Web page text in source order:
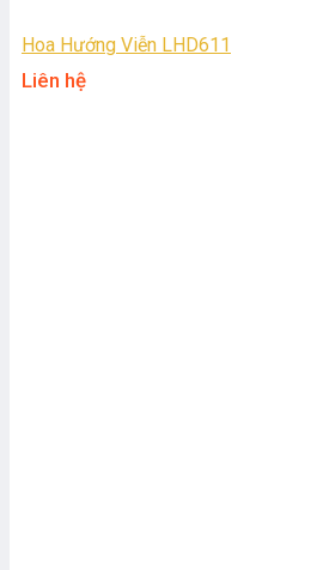
Hoa Hướng Viễn LHD611
Liên hệ